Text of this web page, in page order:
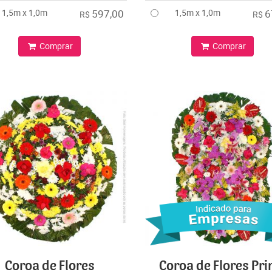
1,5m x 1,0m R$ 597,00
Comprar
1,5m x 1,0m R$
Comprar
Coroa de Flores Coroa de Flores